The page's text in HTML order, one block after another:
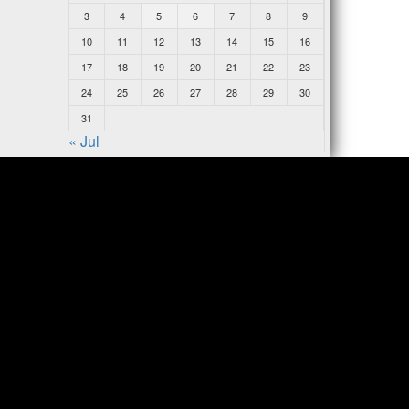
3
4 5 6 7 8
9
10
11 12 13 14 15
16
17
18 19 20 21 22
23
24
25 26 27 28 29
30
31
« Jul